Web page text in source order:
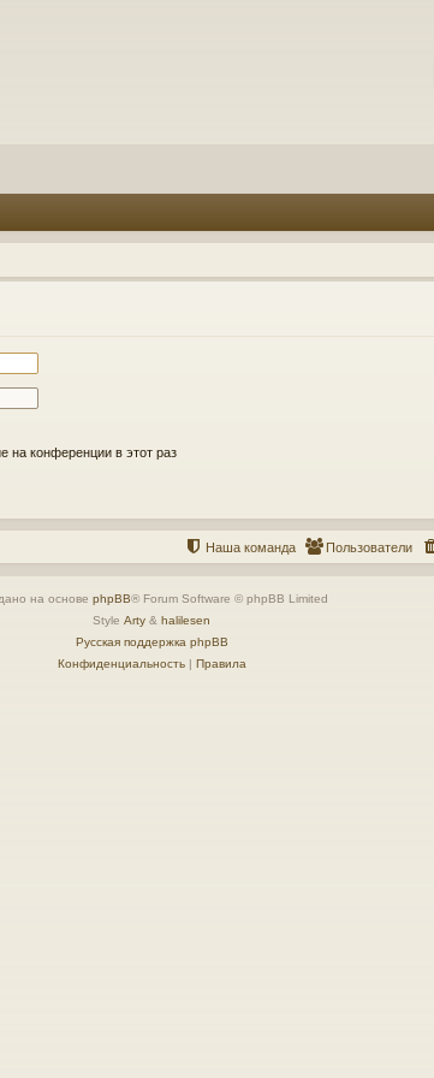
на конференции в этот раз
Пользователи
Наша команда
на основе phpBB® Forum Software © phpBB Limited
Style Arty & halilesen
Русская поддержка phpBB
Конфиденциальность| Правила